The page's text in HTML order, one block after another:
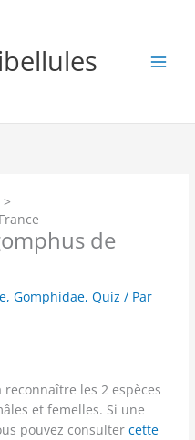
de
,Gomphidae,Quiz / Par
les 2 espèces
et femelles. Si une
pouvez consultercette